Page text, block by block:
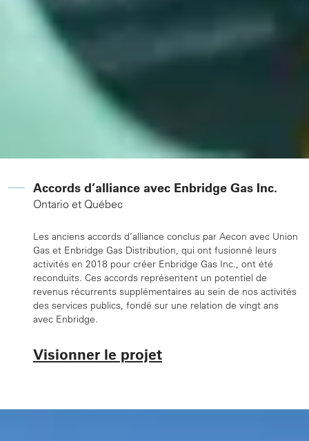
Accords d’alliance avec Enbridge Gas Inc.
Ontario et Québec
Les anciens accords d’alliance conclus par Aecon avec Union
Gas et Enbridge Gas Distribution, qui ont fusionné leurs
activités en 2018 pour créer Enbridge Gas Inc., ont été
reconduits. Ces accords représentent un potentiel de
revenus récurrents supplémentaires au sein de nos activités
des services publics, fondé sur une relation de vingt ans
avec Enbridge.
Visionner le projet